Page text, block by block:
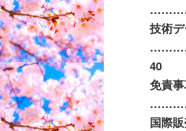
技術
40
免責
国際